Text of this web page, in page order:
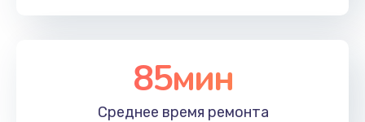
85мин
Среднее время ремонта